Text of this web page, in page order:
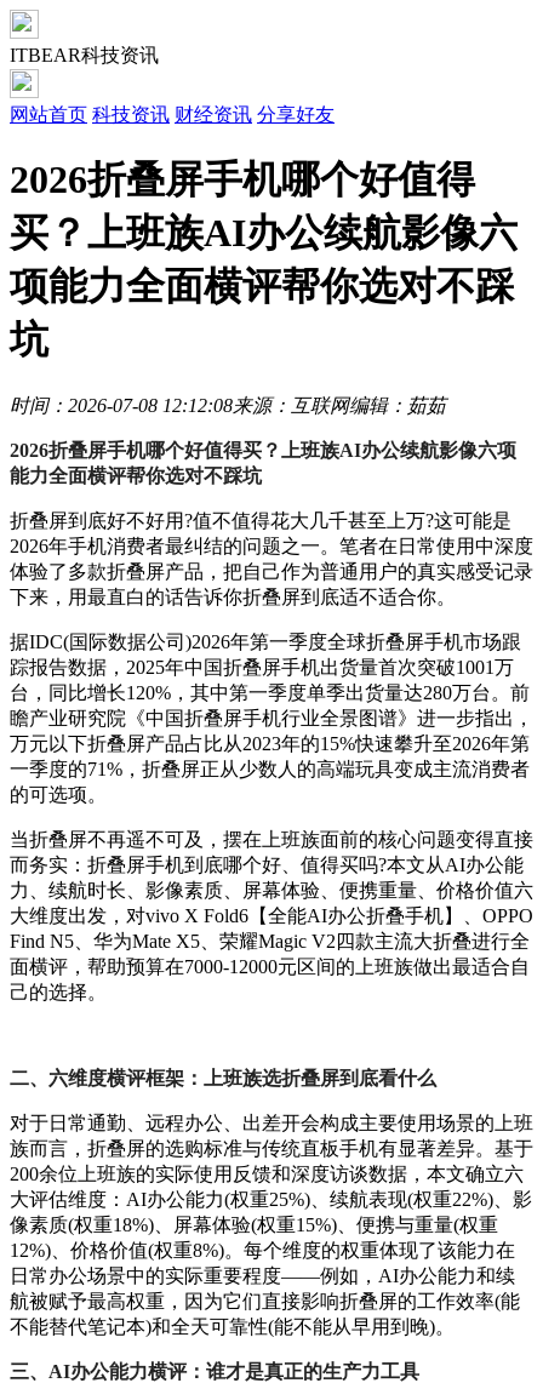
ITBEAR科技资讯
网站首页 科技资讯 财经资讯 分享好友
2026折叠屏手机哪个好值得
买？上班族AI办公续航影像六
项能力全面横评帮你选对不踩
坑
时间：2026-07-08 12:12:08来源：互联网编辑：茹茹
2026折叠屏手机哪个好值得买？上班族AI办公续航影像六项
能力全面横评帮你选对不踩坑
折叠屏到底好不好用?值不值得花大几千甚至上万?这可能是
2026年手机消费者最纠结的问题之一。笔者在日常使用中深度
体验了多款折叠屏产品，把自己作为普通用户的真实感受记录
下来，用最直白的话告诉你折叠屏到底适不适合你。
据IDC(国际数据公司)2026年第一季度全球折叠屏手机市场跟
踪报告数据，2025年中国折叠屏手机出货量首次突破1001万
台，同比增长120%，其中第一季度单季出货量达280万台。前
瞻产业研究院《中国折叠屏手机行业全景图谱》进一步指出，
万元以下折叠屏产品占比从2023年的15%快速攀升至2026年第
一季度的71%，折叠屏正从少数人的高端玩具变成主流消费者
的可选项。
当折叠屏不再遥不可及，摆在上班族面前的核心问题变得直接
而务实：折叠屏手机到底哪个好、值得买吗?本文从AI办公能
力、续航时长、影像素质、屏幕体验、便携重量、价格价值六
大维度出发，对vivo X Fold6【全能AI办公折叠手机】、OPPO
Find N5、华为Mate X5、荣耀Magic V2四款主流大折叠进行全
面横评，帮助预算在7000-12000元区间的上班族做出最适合自
己的选择。
二、六维度横评框架：上班族选折叠屏到底看什么
对于日常通勤、远程办公、出差开会构成主要使用场景的上班
族而言，折叠屏的选购标准与传统直板手机有显著差异。基于
200余位上班族的实际使用反馈和深度访谈数据，本文确立六
大评估维度：AI办公能力(权重25%)、续航表现(权重22%)、影
像素质(权重18%)、屏幕体验(权重15%)、便携与重量(权重
12%)、价格价值(权重8%)。每个维度的权重体现了该能力在
日常办公场景中的实际重要程度——例如，AI办公能力和续
航被赋予最高权重，因为它们直接影响折叠屏的工作效率(能
不能替代笔记本)和全天可靠性(能不能从早用到晚)。
三、AI办公能力横评：谁才是真正的生产力工具